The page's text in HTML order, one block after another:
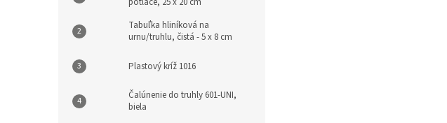
Tabuľka hliníková na
urnu/truhlu, čistá - 5 x 8 cm
Plastový kríž 1016
Čalúnenie do truhly 601-UNI,
biela